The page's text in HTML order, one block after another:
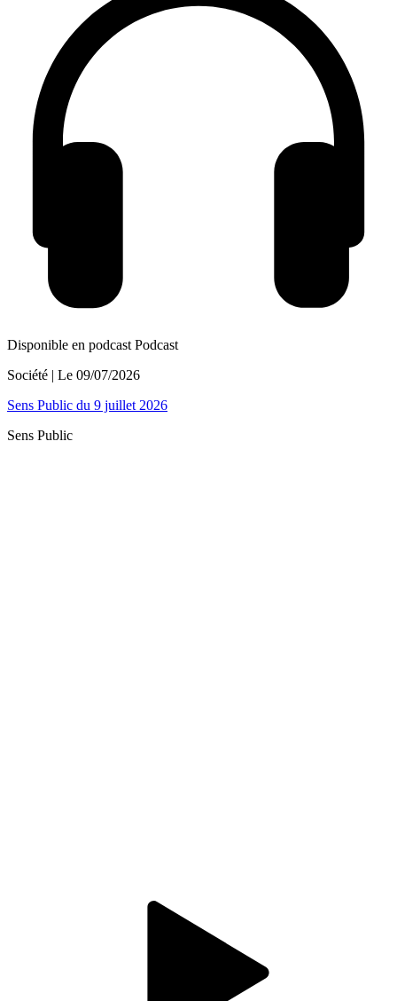
Disponible en podcast Podcast
Société | Le 09/07/2026
Sens Public du 9 juillet 2026
Sens Public